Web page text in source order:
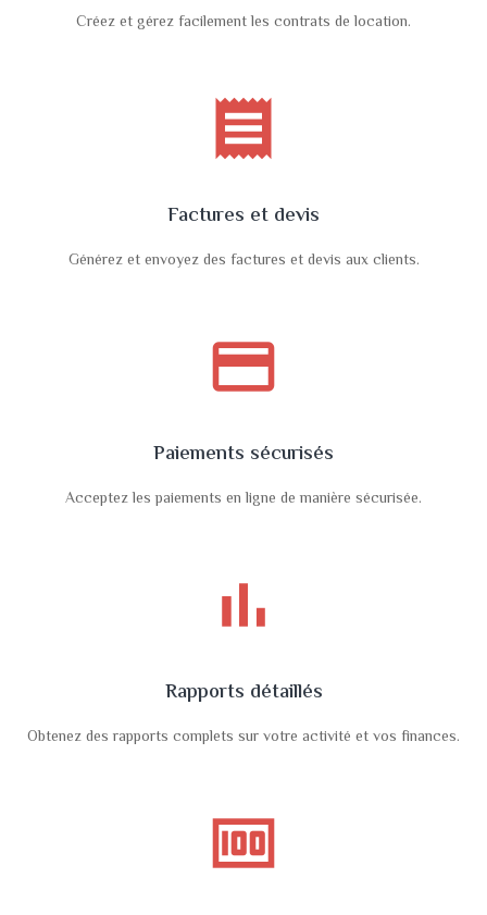
Créez et gérez facilement les contrats de location.
receipt
Factures et devis
Générez et envoyez des factures et devis aux clients.
payment
Paiements sécurisés
Acceptez les paiements en ligne de manière sécurisée.
bar_chart
Rapports détaillés
Obtenez des rapports complets sur votre activité et vos finances.
money